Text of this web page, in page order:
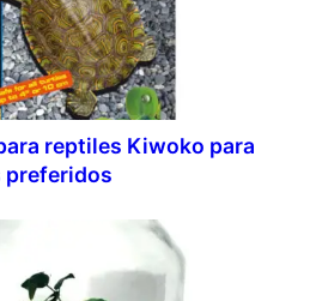
reptiles Kiwoko para
preferidos